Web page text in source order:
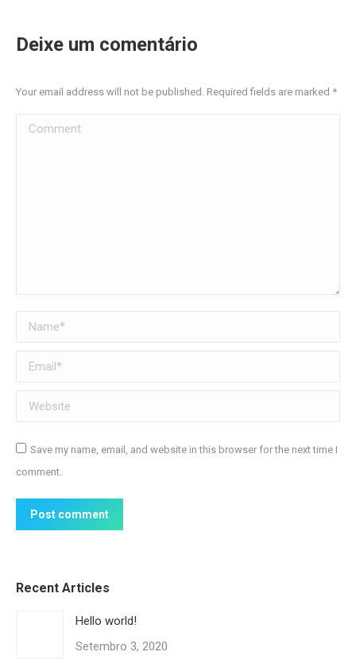
Deixe um comentário
Your email address will not be published. Required fields are marked *
Comment
Name *
Email *
Website
Save my name, email, and website in this browser for the next time I
comment.
Post comment
Recent Articles
Hello world!
Setembro 3, 2020